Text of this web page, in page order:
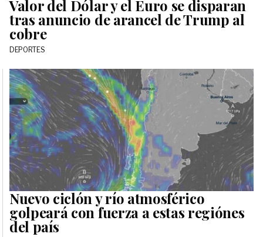
Valor del Dólar y el Euro se disparan
tras anuncio de arancel de Trump al
cobre
DEPORTES
Nuevo ciclón y río atmosférico
golpeará con fuerza a estas regiónes
del país